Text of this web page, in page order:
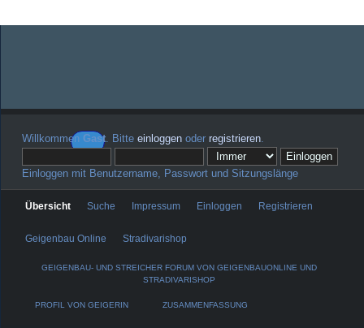
Willkommen Gast. Bitte einloggen oder registrieren.
Einloggen mit Benutzername, Passwort und Sitzungslänge
Übersicht Suche Impressum Einloggen Registrieren
Geigenbau Online Stradivarishop
GEIGENBAU- UND STREICHER FORUM VON GEIGENBAUONLINE UND
STRADIVARISHOP
PROFIL VON GEIGERIN ZUSAMMENFASSUNG